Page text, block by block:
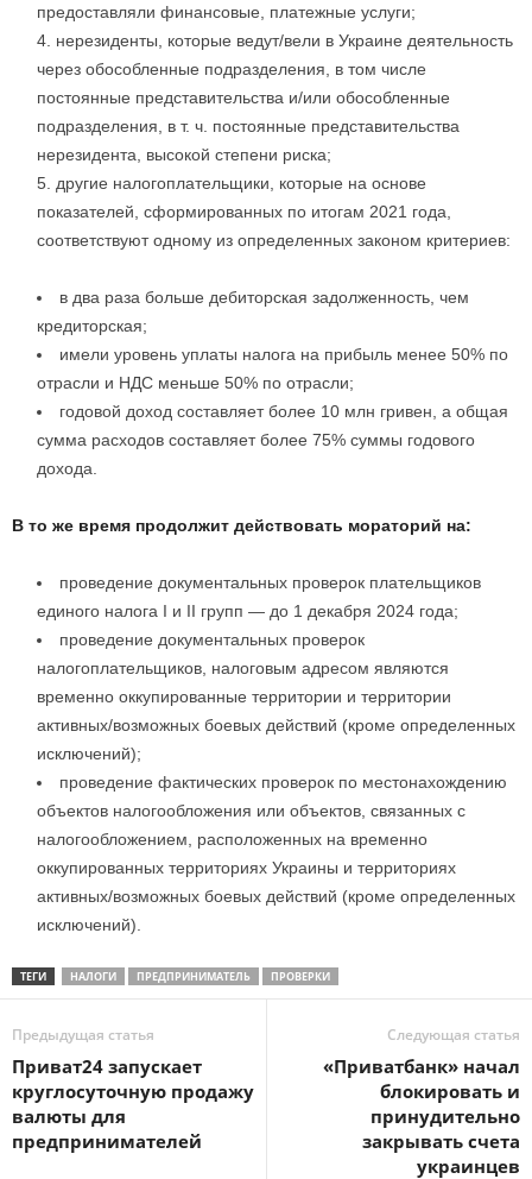
предоставляли финансовые, платежные услуги;
нерезиденты, которые ведут/вели в Украине деятельность
через обособленные подразделения, в том числе
постоянные представительства и/или обособленные
подразделения, в т. ч. постоянные представительства
нерезидента, высокой степени риска;
другие налогоплательщики, которые на основе
показателей, сформированных по итогам 2021 года,
соответствуют одному из определенных законом критериев:
в два раза больше дебиторская задолженность, чем
кредиторская;
имели уровень уплаты налога на прибыль менее 50% по
отрасли и НДС меньше 50% по отрасли;
годовой доход составляет более 10 млн гривен, а общая
сумма расходов составляет более 75% суммы годового
дохода.
В то же время продолжит действовать мораторий на:
проведение документальных проверок плательщиков
единого налога I и II групп — до 1 декабря 2024 года;
проведение документальных проверок
налогоплательщиков, налоговым адресом являются
временно оккупированные территории и территории
активных/возможных боевых действий (кроме определенных
исключений);
проведение фактических проверок по местонахождению
объектов налогообложения или объектов, связанных с
налогообложением, расположенных на временно
оккупированных территориях Украины и территориях
активных/возможных боевых действий (кроме определенных
исключений).
ТЕГИ НАЛОГИ ПРЕДПРИНИМАТЕЛЬ ПРОВЕРКИ
Предыдущая статья
Приват24 запускает
круглосуточную продажу
валюты для
предпринимателей
Следующая статья
«Приватбанк» начал
блокировать и
принудительно
закрывать счета
украинцев